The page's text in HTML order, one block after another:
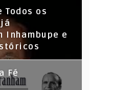
Todos os
Inhambupe e
Fé